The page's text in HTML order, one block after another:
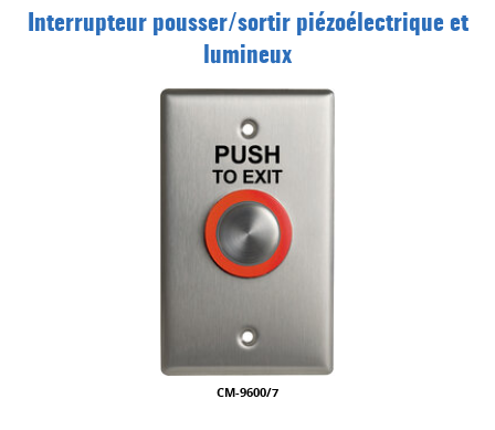
Interrupteur pousser/sortir piézoélectrique et
lumineux
CM-9600/7